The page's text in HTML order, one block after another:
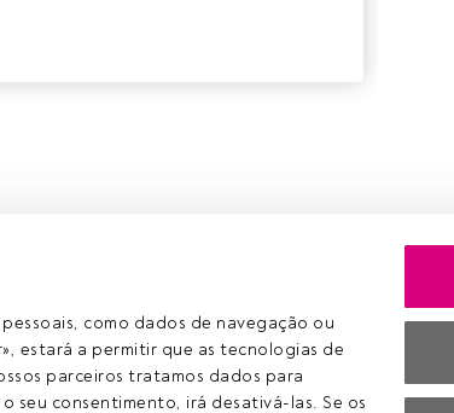
como dados de navegação ou
estará a permitir que as tecnologias de
parceiros tratamos dados para
seu consentimento, irá desativá-las. Se os